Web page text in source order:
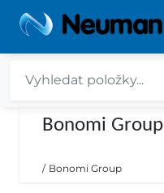
Bonomi Group
/ Bonomi Group